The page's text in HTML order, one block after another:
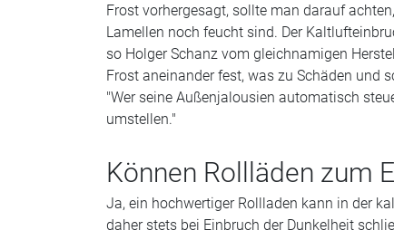
Frost vorhergesagt, sollte man darauf
Lamellen noch feucht sind. Der
so Holger Schanz vom gleichnamigen
Frost aneinander fest, was zu Schäden und
"Wer seine Außenjalousien automatisch
umstellen."
Können Rollläden zum
Ja, ein hochwertiger Rollladen kann in der
daher stets bei Einbruch der Dunkelheit